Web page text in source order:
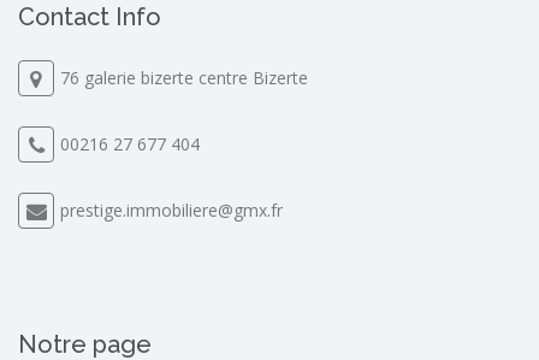
Contact Info
76 galerie bizerte centre Bizerte
00216 27 677 404
prestige.immobiliere@gmx.fr
Notre page